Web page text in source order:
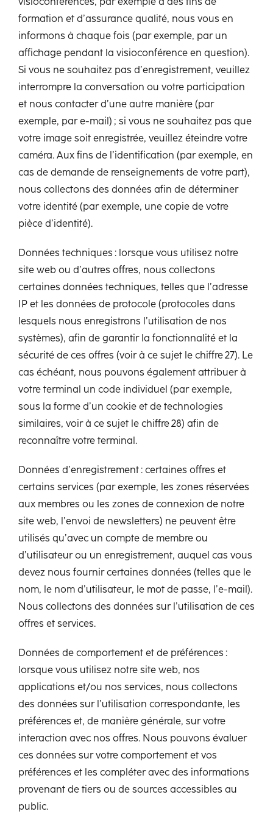
formation et d’assurance qualité, nous vous en
informons à chaque fois (par exemple, par un
affichage pendant la visioconférence en question).
Si vous ne souhaitez pas d’enregistrement, veuillez
interrompre la conversation ou votre participation
et nous contacter d’une autre manière (par
exemple, par e-mail) ; si vous ne souhaitez pas que
votre image soit enregistrée, veuillez éteindre votre
caméra. Aux fins de l’identification (par exemple, en
cas de demande de renseignements de votre part),
nous collectons des données afin de déterminer
votre identité (par exemple, une copie de votre
pièce d’identité).
Données techniques : lorsque vous utilisez notre
site web ou d’autres offres, nous collectons
certaines données techniques, telles que l’adresse
IP et les données de protocole (protocoles dans
lesquels nous enregistrons l’utilisation de nos
systèmes), afin de garantir la fonctionnalité et la
sécurité de ces offres (voir à ce sujet le chiffre 27). Le
cas échéant, nous pouvons également attribuer à
votre terminal un code individuel (par exemple,
sous la forme d’un cookie et de technologies
similaires, voir à ce sujet le chiffre 28) afin de
reconnaître votre terminal.
Données d’enregistrement : certaines offres et
certains services (par exemple, les zones réservées
aux membres ou les zones de connexion de notre
site web, l’envoi de newsletters) ne peuvent être
utilisés qu’avec un compte de membre ou
d’utilisateur ou un enregistrement, auquel cas vous
devez nous fournir certaines données (telles que le
nom, le nom d’utilisateur, le mot de passe, l’e-mail).
Nous collectons des données sur l’utilisation de ces
offres et services.
Données de comportement et de préférences :
lorsque vous utilisez notre site web, nos
applications et/ou nos services, nous collectons
des données sur l’utilisation correspondante, les
préférences et, de manière générale, sur votre
interaction avec nos offres. Nous pouvons évaluer
ces données sur votre comportement et vos
préférences et les compléter avec des informations
provenant de tiers ou de sources accessibles au
public.